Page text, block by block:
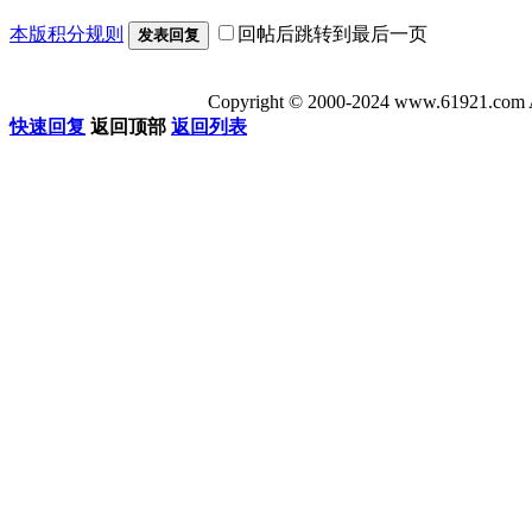
本版积分规则 发表回复 回帖后跳转到最后一页
Copyright © 2000-2024
快速回复 返回顶部 返回列表